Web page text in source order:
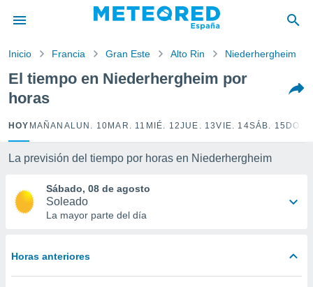
por
para
la
calidad.
a este
las
y
forma
basada
Inicio Francia Gran Este Alto Rin Niederhergheim
El tiempo en Niederhergheim por
horas
HOY MAÑANA LUN. 10 MAR. 11 MIÉ. 12JUE. 13VIE. 14SÁB. 15
La previsión del tiempo por horas en Niederhergheim
Sábado, 08 de agosto
Soleado
La mayor parte del día
Horas anteriores